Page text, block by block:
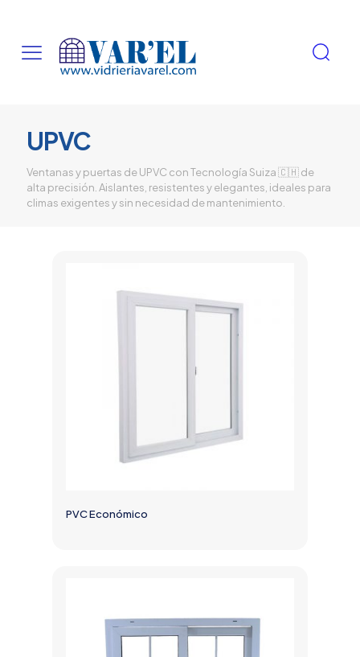
UPVC
Ventanas y puertas de UPVC con Tecnología Suiza 🇨🇭 de
alta precisión. Aislantes, resistentes y elegantes, ideales para
climas exigentes y sin necesidad de mantenimiento.
PVC Económico